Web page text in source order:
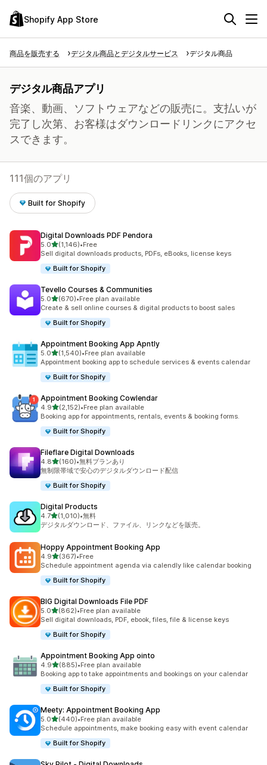
Shopify App Store
商品を販売する デジタル商品とデジタルサービス デジタル商品
デジタル商品アプリ
音楽、動画、ソフトウェアなどの販売に。支払いが
完了し次第、お客様はダウンロードリンクにアクセ
スできます。
111個のアプリ
Built for Shopify
Digital Downloads PDF Pendora
5.05つ星中
(1,146)
合計レビュー数：1146件
•Free
Sell digital downloads products, PDFs, eBooks, license keys
Built for Shopify
Tevello Courses & Communities
5.05つ星中
(670)
合計レビュー数：670件
•Free plan available
Create & sell online courses & digital products to boost sales
Built for Shopify
Appointment Booking App Apntly
5.05つ星中
(1,540)
合計レビュー数：1540件
•Free plan available
Appointment booking app to schedule services & events calendar
Built for Shopify
Appointment Booking Cowlendar
4.95つ星中
(2,152)
合計レビュー数：2152件
•Free plan available
Booking app for appointments, rentals, events & booking forms.
Built for Shopify
Fileflare Digital Downloads
4.85つ星中
(160)
合計レビュー数：160件
•無料プランあり
無制限帯域で安心のデジタルダウンロード配信
Built for Shopify
Digital Products
4.75つ星中
(1,010)
合計レビュー数：1010件
•無料
デジタルダウンロード、ファイル、リンクなどを販売。
Hoppy Appointment Booking App
4.95つ星中
(367)
合計レビュー数：367件
•Free
Schedule appointment agenda via calendly like calendar booking
Built for Shopify
BIG Digital Downloads File PDF
5.05つ星中
(862)
合計レビュー数：862件
•Free plan available
Sell digital downloads, PDF, ebook, files, file & license keys
Built for Shopify
Appointment Booking App ointo
4.95つ星中
(885)
合計レビュー数：885件
•Free plan available
Booking app to take appointments and bookings on your calendar
Built for Shopify
Meety: Appointment Booking App
5.05つ星中
(440)
合計レビュー数：440件
•Free plan available
Schedule appointments, make booking easy with event calendar
Built for Shopify